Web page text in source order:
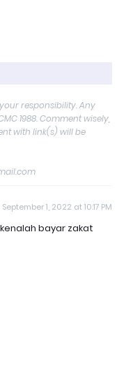
responsibility. Any
1988. Comment wisely,
with link(s) will be
September 1, 2022 at 10:17 PM
bayar zakat